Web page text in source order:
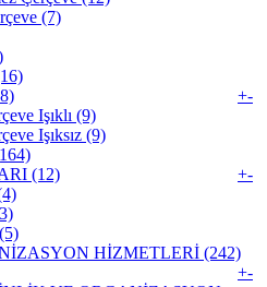
(7)
+-
Işıklı (9)
Işıksız (9)
(12)
+-
HİZMETLERİ (242)
+-